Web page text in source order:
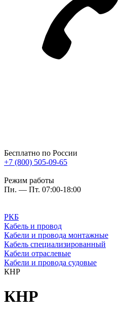
Бесплатно по России
+7 (800) 505-09-65
Режим работы
Пн. — Пт. 07:00-18:00
РКБ
Кабель и провод
Кабели и провода монтажные
Кабель специализированный
Кабели отраслевые
Кабели и провода судовые
КНР
КНР